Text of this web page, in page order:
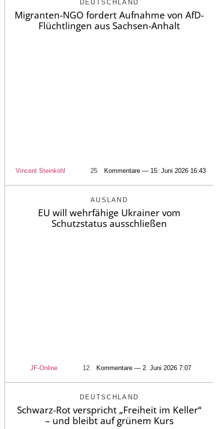
DEUTSCHLAND
Migranten-NGO fordert Aufnahme von AfD-
Flüchtlingen aus Sachsen-Anhalt
Vincent Steinkohl 25 Kommentare — 15. Juni 2026 16:43
AUSLAND
EU will wehrfähige Ukrainer vom
Schutzstatus ausschließen
JF-Online 12 Kommentare — 2. Juni 2026 7:07
DEUTSCHLAND
Schwarz-Rot verspricht „Freiheit im Keller“
– und bleibt auf grünem Kurs